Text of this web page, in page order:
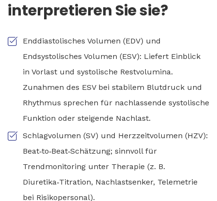
interpretieren Sie sie?
Enddiastolisches Volumen (EDV) und
Endsystolisches Volumen (ESV): Liefert Einblick
in Vorlast und systolische Restvolumina.
Zunahmen des ESV bei stabilem Blutdruck und
Rhythmus sprechen für nachlassende systolische
Funktion oder steigende Nachlast.
Schlagvolumen (SV) und Herzzeitvolumen (HZV):
Beat‑to‑Beat‑Schätzung; sinnvoll für
Trendmonitoring unter Therapie (z. B.
Diuretika‑Titration, Nachlastsenker, Telemetrie
bei Risikopersonal).